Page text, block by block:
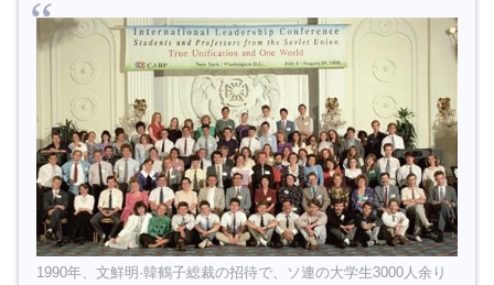
1990年、文鮮明·韓鶴子総裁の招待で、ソ連の大学生3000人余り